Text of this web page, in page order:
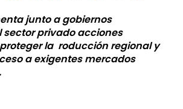
junto a gobiernos
sector privado acciones
la roducción regional y
a exigentes mercados